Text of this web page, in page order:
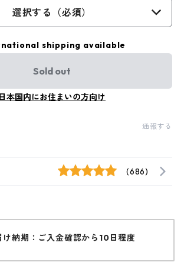
選択する（必須）
shipping available
Sold out
日本国内にお住まいの方向け
通報する
(686)
け納期：ご入金確認から10日程度